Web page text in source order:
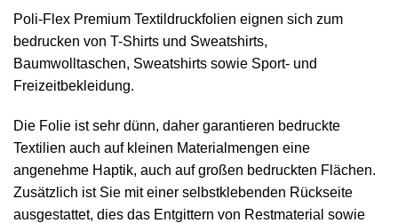
Poli-Flex Premium Textildruckfolien eignen sich zum
bedrucken von T-Shirts und Sweatshirts,
Baumwolltaschen, Sweatshirts sowie Sport- und
Freizeitbekleidung.
Die Folie ist sehr dünn, daher garantieren bedruckte
Textilien auch auf kleinen Materialmengen eine
angenehme Haptik, auch auf großen bedruckten Flächen.
Zusätzlich ist Sie mit einer selbstklebenden Rückseite
ausgestattet, dies das Entgittern von Restmaterial sowie